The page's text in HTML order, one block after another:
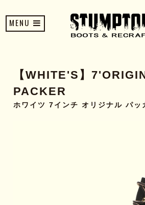
MENU
【WHITE'S】
PACKER
ホワイツ 7インチ オリジナル パッ